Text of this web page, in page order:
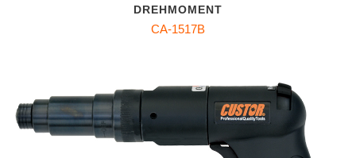
DREHMOMENT
CA-1517B